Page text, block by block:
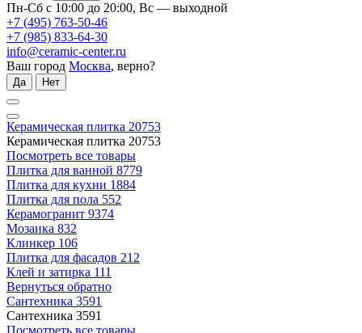
Пн-Сб с 10:00 до 20:00, Вс — выходной
+7 (495) 763-50-46
+7 (985) 833-64-30
info@ceramic-center.ru
Ваш город Москва, верно?
Да Нет
Керамическая плитка 20753
Керамическая плитка 20753
Посмотреть все товары
Плитка для ванной 8779
Плитка для кухни 1884
Плитка для пола 552
Керамогранит 9374
Мозаика 832
Клинкер 106
Плитка для фасадов 212
Клей и затирка 111
Вернуться обратно
Сантехника 3591
Сантехника 3591
Посмотреть все товары